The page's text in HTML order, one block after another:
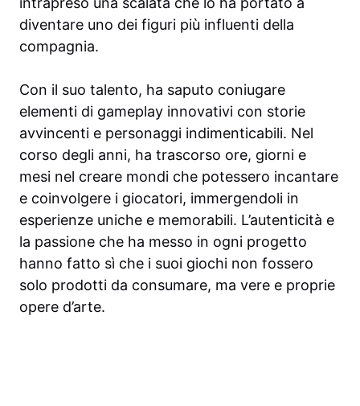
diventare uno dei figuri più influenti della
compagnia.
Con il suo talento, ha saputo coniugare
elementi di gameplay innovativi con storie
avvincenti e personaggi indimenticabili. Nel
corso degli anni, ha trascorso ore, giorni e
mesi nel creare mondi che potessero incantare
e coinvolgere i giocatori, immergendoli in
esperienze uniche e memorabili. L’autenticità e
la passione che ha messo in ogni progetto
hanno fatto sì che i suoi giochi non fossero
solo prodotti da consumare, ma vere e proprie
opere d’arte.